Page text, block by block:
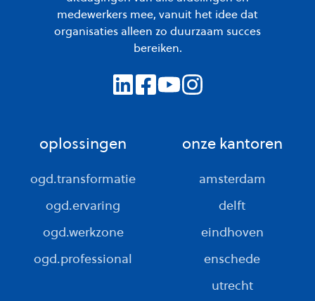
medewerkers mee, vanuit het idee dat
organisaties alleen zo duurzaam succes
bereiken.
oplossingen
ogd.transformatie
ogd.ervaring
ogd.werkzone
ogd.professional
onze kantoren
amsterdam
delft
eindhoven
enschede
utrecht